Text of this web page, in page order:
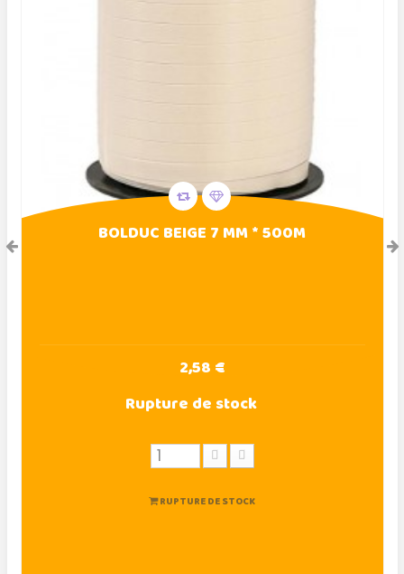
BOLDUC BEIGE 7 MM * 500M
2,58 €
Rupture de stock
RUPTURE DE STOCK